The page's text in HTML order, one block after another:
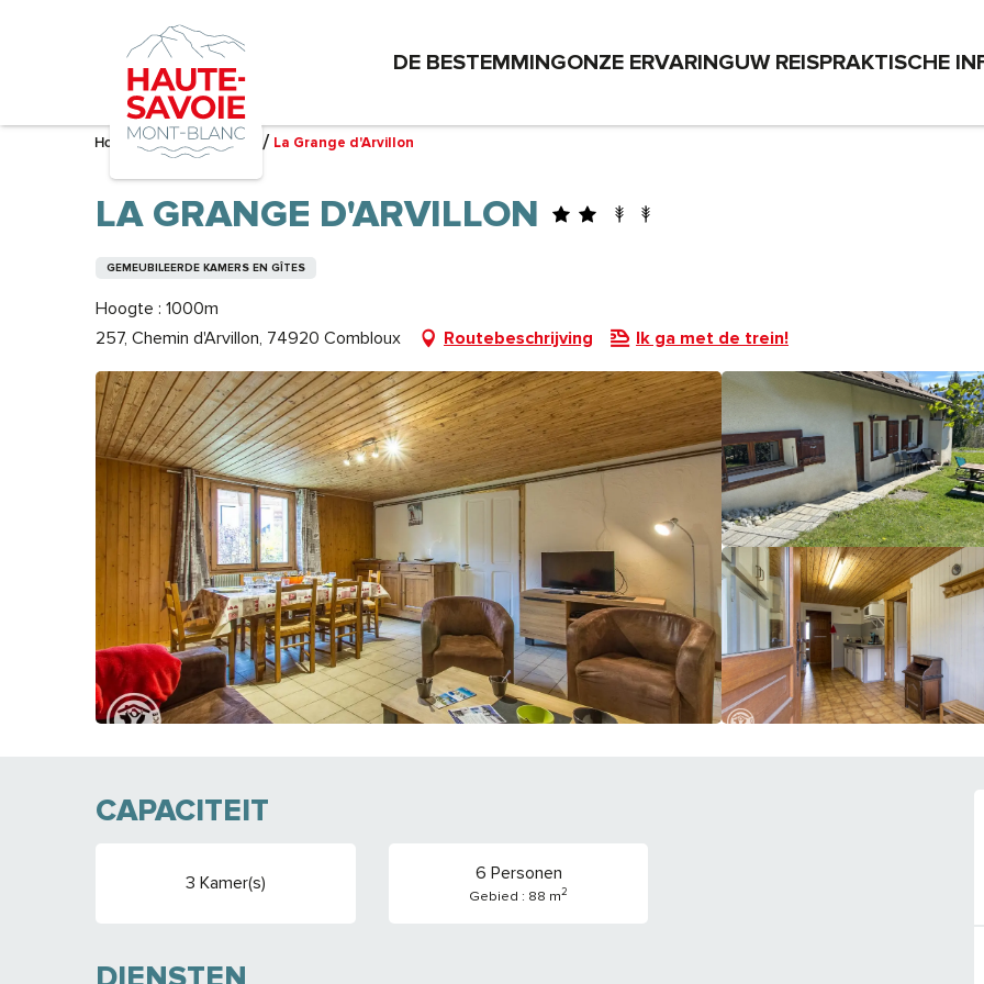
DE BESTEMMINGONZE ERVARINGUW REISPRAKTISCHE
Home – Ik bereid me voor La Grange d'Arvillon
LA GRANGE D'ARVILLON
GEMEUBILEERDE KAMERS EN GÎTES
Hoogte : 1000m
257, Chemin d'Arvillon, 74920 Combloux
Routebeschrijving Ik ga met de trein!
CAPACITEIT
3 Kamer(s) 6 Personen
Gebied : 88 m2